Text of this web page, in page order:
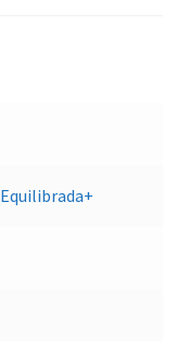
Equilibrada+